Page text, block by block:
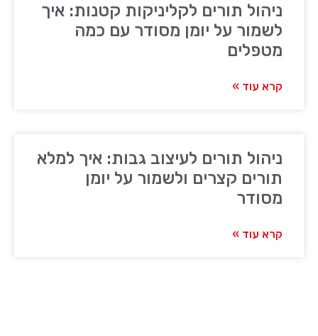
ניהול תורים לקליניקות קטנות: איך
לשמור על יומן מסודר עם כמה
מטפלים
קרא עוד »
ניהול תורים לעיצוב גבות: איך למלא
תורים קצרים ולשמור על יומן
מסודר
קרא עוד »